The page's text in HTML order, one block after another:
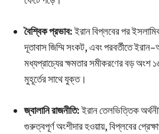
বৈশ্বিক প্রভাব:ইরান বিপ্লবের পর
দূতাবাস জিম্মি সংকট, এবং পরবর্তীতে
মধ্যপ্রাচ্যের ক্ষমতার সমীকরণের বড় অংশ
মুহূর্তের সাথে যুক্ত।
জ্বালানি রাজনীতি:ইরান তেলভিত্তিক
গুরুত্বপূর্ণ অংশীদার হওয়ায়, বিপ্লবের